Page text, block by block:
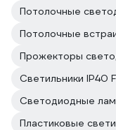
Потолочные
Потолочные
Прожекторы
Светильники IP40
Светодиодные
Пластиковые